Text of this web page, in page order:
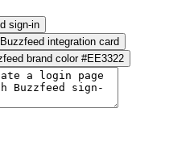
sign-in
integration card
brand color #EE3322